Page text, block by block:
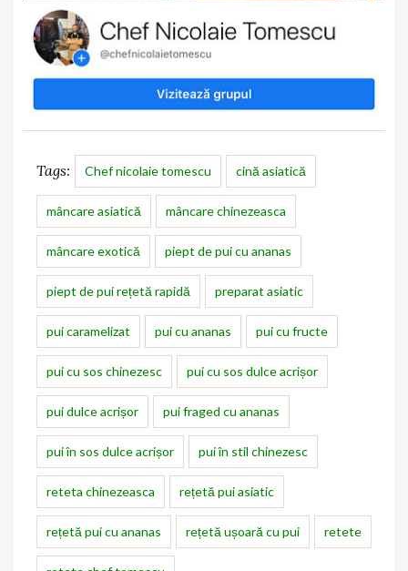
Tags: Chef nicolaie tomescu cină asiatică
mâncare asiatică mâncare chinezeasca
mâncare exotică piept de pui cu ananas
piept de pui rețetă rapidă preparat asiatic
pui caramelizat pui cu ananas pui cu fructe
pui cu sos chinezesc pui cu sos dulce acrișor
pui dulce acrișor pui fraged cu ananas
pui în sos dulce acrișor pui în stil chinezesc
reteta chinezeasca rețetă pui asiatic
rețetă pui cu ananas rețetă ușoară cu pui retete